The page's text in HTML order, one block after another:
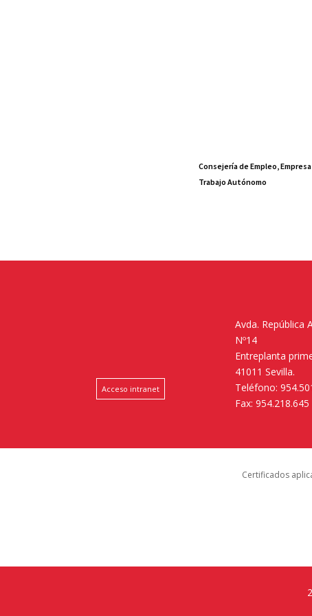
Consejería de Empleo,
Trabajo Autónomo
Acceso intranet
Avda. República
Nº14
Entreplanta
41011 Sevilla.
Teléfono:
Fax: 954.218.645
Certificados